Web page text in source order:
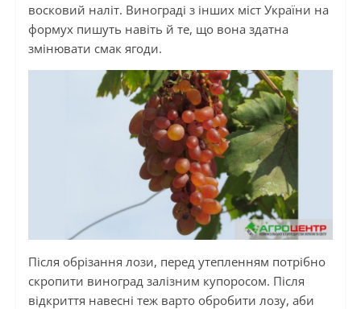
восковий наліт. Винограді з інших міст України на
формух пишуть навіть й те, що вона здатна
змінювати смак ягоди.
Після обрізання лози, перед утепленням потрібно
скропити виноград залізним купоросом. Після
відкриття навесні теж варто обробити лозу, аби